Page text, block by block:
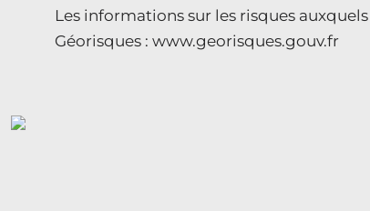
Les informations sur les risques
Géorisques : www.georisques.gouv.fr